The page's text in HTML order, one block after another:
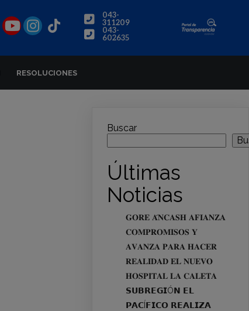
043-
311209
043-
602635
RESOLUCIONES
Buscar
Últimas
Noticias
𝐆𝐎𝐑𝐄 𝐀́𝐍𝐂𝐀𝐒𝐇 𝐀𝐅𝐈𝐀𝐍𝐙𝐀
𝐂𝐎𝐌𝐏𝐑𝐎𝐌𝐈𝐒𝐎𝐒 𝐘
𝐀𝐕𝐀𝐍𝐙𝐀 𝐏𝐀𝐑𝐀 𝐇𝐀𝐂𝐄𝐑
𝐑𝐄𝐀𝐋𝐈𝐃𝐀𝐃 𝐄𝐋 𝐍𝐔𝐄𝐕𝐎
𝐇𝐎𝐒𝐏𝐈𝐓𝐀𝐋 𝐋𝐀 𝐂𝐀𝐋𝐄𝐓𝐀
𝗦𝗨𝗕𝗥𝗘𝗚𝗜Ó𝗡 𝗘𝗟
𝗣𝗔𝗖Í𝗙𝗜𝗖𝗢 𝗥𝗘𝗔𝗟𝗜𝗭𝗔